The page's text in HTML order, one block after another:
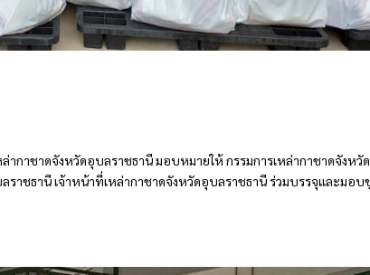
กาชาดจังหวัดอุบลราชธานี มอบหมายให้ กรรมการเหล่ากาชาดจังหวัด
าชธานี เจ้าหน้าที่เหล่ากาชาดจังหวัดอุบลราชธานี ร่วมบรรจุและมอบ